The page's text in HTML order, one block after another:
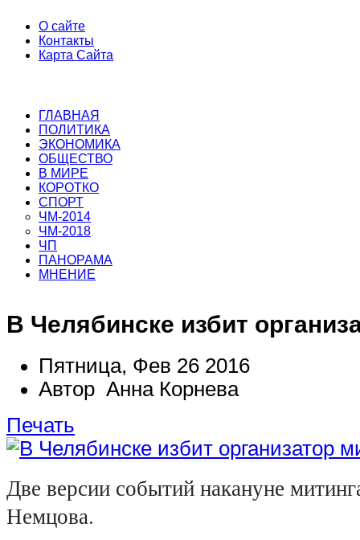
О сайте
Контакты
Карта Сайта
ГЛАВНАЯ
ПОЛИТИКА
ЭКОНОМИКА
ОБЩЕСТВО
В МИРЕ
КОРОТКО
СПОРТ
ЧМ-2014
ЧМ-2018
ЧП
ПАНОРАМА
МНЕНИЕ
В Челябинске избит
Пятница, Фев 26 2016
Автор Анна Корнева
Печать
Две версии событий накануне
Немцова.